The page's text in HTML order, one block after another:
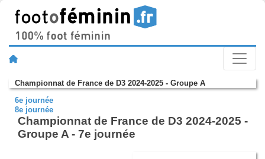
Championnat de France de D3 2024-2025 - Groupe A
6e journée
8e journée
Championnat de France de D3 2024-2025 -
Groupe A - 7e journée